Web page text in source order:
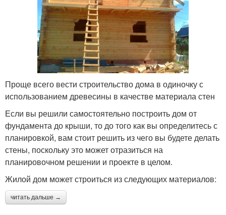
Проще всего вести строительство дома в одиночку с
использованием древесины в качестве материала стен
Если вы решили самостоятельно построить дом от
фундамента до крыши, то до того как вы определитесь с
планировкой, вам стоит решить из чего вы будете делать
стены, поскольку это может отразиться на
планировочном решении и проекте в целом.
Жилой дом может строиться из следующих материалов:
читать дальше →